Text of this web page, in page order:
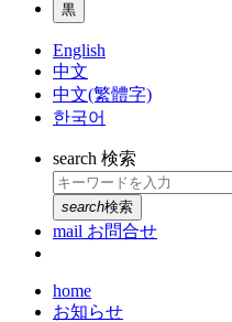
黒
English
中文
中文(繁體字)
한국어
search 検索
search検索
mail お問合せ
home
お知らせ